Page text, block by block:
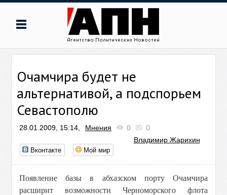
Очамчира будет не
альтернативой, а подспорьем
Севастополю
28.01.2009, 15:14, Мнения 0
0
Владимир Жарихин
Вконтакте Мой мир
Появление базы в абхазском порту Очамчира
расширит возможности Черноморского флота